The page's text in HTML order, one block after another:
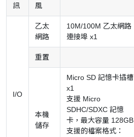
訊 風
I/O
乙太
網路
10M/100M 乙太網路
連接埠 x1
重置
本機
儲存
Micro SD 記憶卡插槽
x1
支援 Micro
SDHC/SDXC 記憶
卡，最大容量 128GB
支援的檔案格式：